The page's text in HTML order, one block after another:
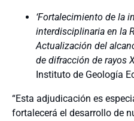
‘Fortalecimiento de la
interdisciplinaria en la
Actualización del
de difracción de rayos
Instituto de Geología
“Esta adjudicación es
fortalecerá el desarrollo de